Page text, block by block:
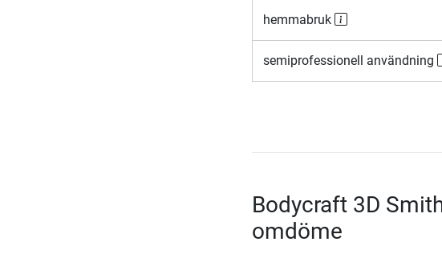
hemmabruk
semiprofessionell användning
Bodycraft 3D
omdöme